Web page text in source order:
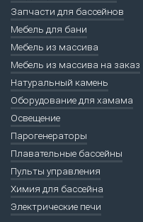
Запчасти для бассейнов
Мебель для бани
Мебель из массива
Мебель из массива на заказ
Натуральный камень
Оборудование для хамама
Освещение
Парогенераторы
Плавательные бассейны
Пульты управления
Химия для бассейна
Электрические печи